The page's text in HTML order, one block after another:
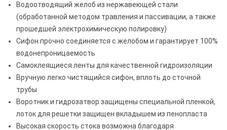
Водоотводящий желоб из нержавеющей стали
(обработанной методом травления и пассивации, а также
прошедшей электрохимическую полировку)
Сифон прочно соединяется с желобом и гарантирует 100%
водонепроницаемость
Самоклеящиеся ленты для качественной гидроизоляции
Вручную легко чистящийся сифон, вплоть до сточной
трубы
Воротник и гидрозатвор защищены специальной пленкой,
лоток для решетки защищен вкладышем из пенопласта
Высокая скорость стока возможна благодаря